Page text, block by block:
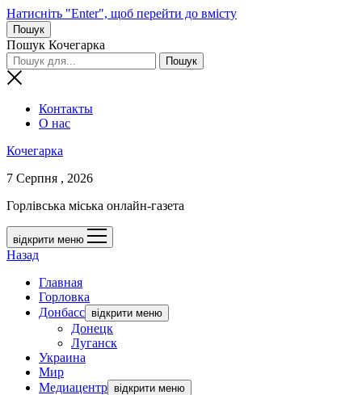
Натисніть "Enter", щоб перейти до вмісту
Пошук
Пошук Кочегарка
Контакты
О нас
Кочегарка
7 Серпня , 2026
Горлівська міська онлайн-газета
відкрити меню
Назад
Главная
Горловка
Донбасс відкрити меню
Донецк
Луганск
Украина
Мир
Медиацентр відкрити меню